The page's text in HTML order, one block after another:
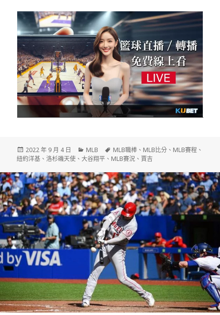
發
佈
期:
2022 年 9 月 4 日
分
類
MLB
標
籤
MLB職棒 、 MLB比分 、 MLB賽程 、
紐約洋基 、洛杉磯天使 、大谷翔平 、 MLB賽況 、 賈吉